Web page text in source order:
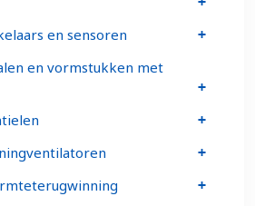
en sensoren
en vormstukken met